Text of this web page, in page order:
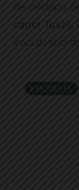
de declarar
carrer Tuset,
«oci
ETIQUETES